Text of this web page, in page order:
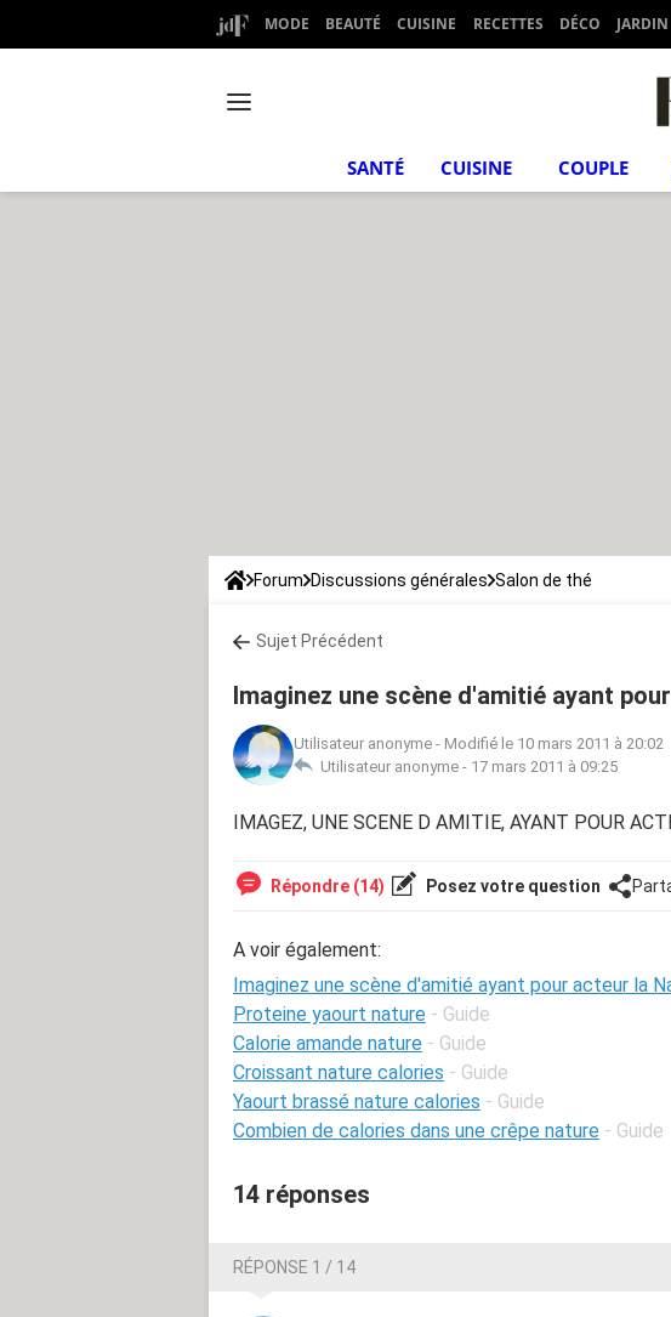
MODE BEAUTÉ CUISINE RECETTES DÉCO JARDIN
SANTÉ CUISINE COUPLE
Forum Discussions générales Salon de thé
Sujet Précédent
Imaginez une scène d'amitié ayant
Utilisateur anonyme - Modifié le 10 mars 2011 à 20:02
Utilisateur anonyme - 17 mars 2011 à 09:25
IMAGEZ, UNE SCENE D AMITIE, AYANT POUR
Répondre (14) Posez votre question
A voir également:
Imaginez une scène d'amitié ayant pour acteur la
Proteine yaourt nature - Guide
Calorie amande nature - Guide
Croissant nature calories - Guide
Yaourt brassé nature calories - Guide
Combien de calories dans une crêpe nature - Guide
14 réponses
RÉPONSE 1 / 14